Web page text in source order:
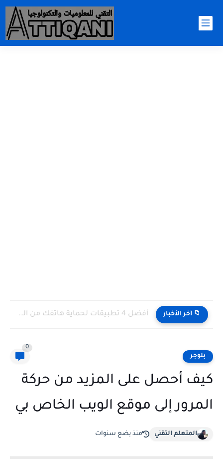
📁 آخر الأخبار أفضل 4 تطبيقات لحماية هاتفك من الفيروسات
بلوجر
0
كيف أحصل على المزيد من حركة
المرور إلى موقع الويب الخاص بي
المتعلم التقني منذ بضع سنوات